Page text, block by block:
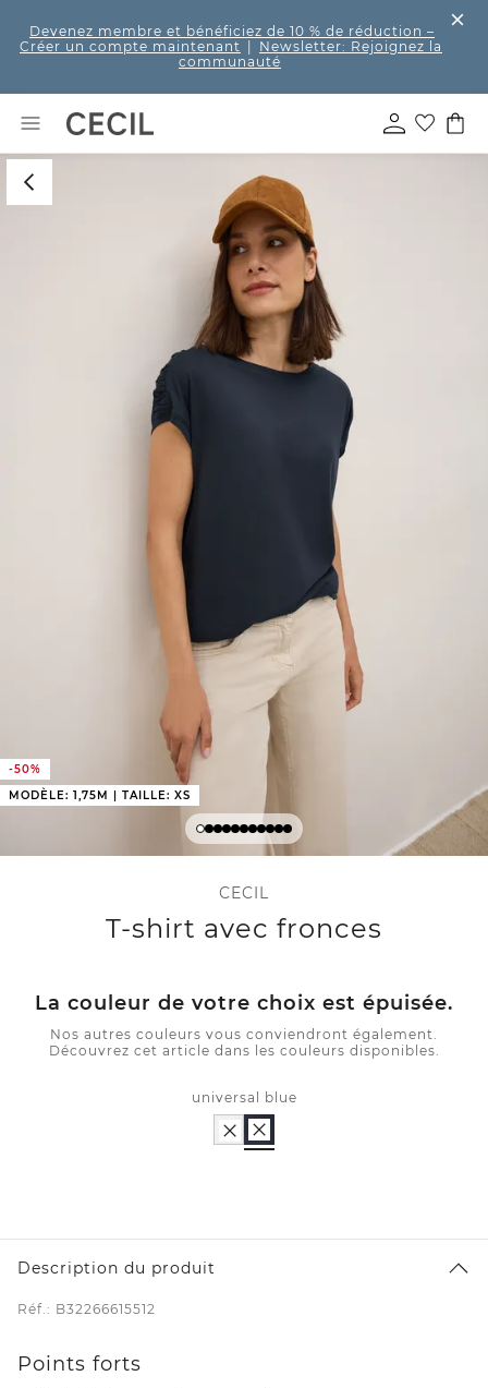
Devenez membre et bénéficiez de 10 % de réduction –
Créer un compte maintenant
Newsletter: Rejoignez la
communauté
-50%
MODÈLE: 1,75M | TAILLE: XS
CECIL
T-shirt avec fronces
La couleur de votre choix est épuisée.
Nos autres couleurs vous conviendront également.
Découvrez cet article dans les couleurs disponibles.
universal blue
Description du produit
Réf.: B32266615512
Points forts